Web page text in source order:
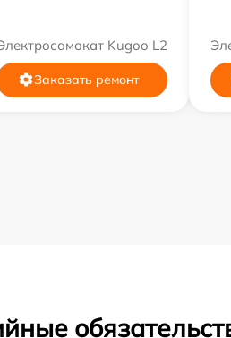
Kugoo L2
Заказать ремонт